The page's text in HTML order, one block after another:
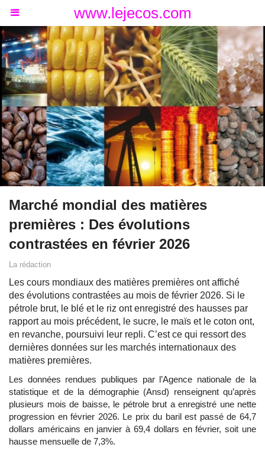
www.lejecos.com
Marché mondial des matières
premières : Des évolutions
contrastées en février 2026
La rédaction
Les cours mondiaux des matières premières ont affiché
des évolutions contrastées au mois de février 2026. Si le
pétrole brut, le blé et le riz ont enregistré des hausses par
rapport au mois précédent, le sucre, le maïs et le coton ont,
en revanche, poursuivi leur repli. C’est ce qui ressort des
dernières données sur les marchés internationaux des
matières premières.
Les données rendues publiques par l’Agence nationale de la
statistique et de la démographie (Ansd) renseignent qu’après
plusieurs mois de baisse, le pétrole brut a enregistré une nette
progression en février 2026. Le prix du baril est passé de 64,7
dollars américains en janvier à 69,4 dollars en février, soit une
hausse mensuelle de 7,3%.